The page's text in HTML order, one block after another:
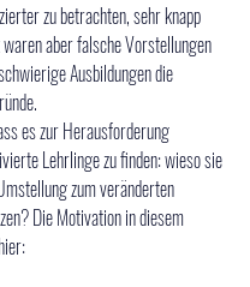
zu betrachten, sehr knapp
aber falsche Vorstellungen
Ausbildungen die
es zur Herausforderung
Lehrlinge zu finden: wieso sie
zum veränderten
Die Motivation in diesem